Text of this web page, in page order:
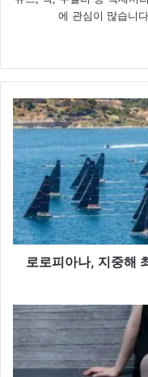
에 관심이 많습니
로
로
아
나,
지
중
해
최
링
대
회
타
로로피아나, 지중해
찰
스
앤
키